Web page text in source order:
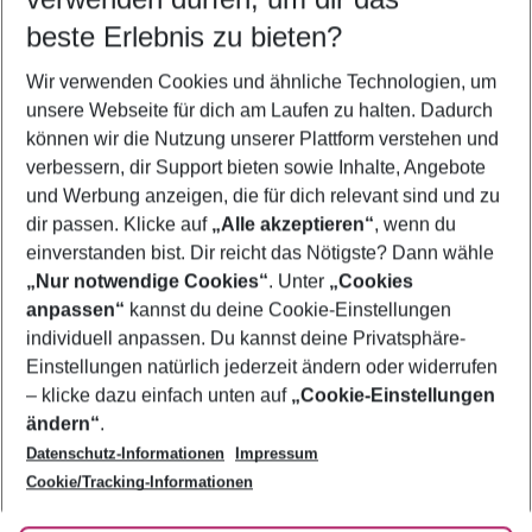
5-8 Nächte
2 Erwachsene Keine Kinder
Mehr Filter anzeigen
Footer
Footer navigation
Über uns
AGB
Bestpreisgarantie
Cookie-Einstellungen ändern
Cookie-Richtlinie
Agenturbetreuung
Barrierefreies Reisen
Folge uns
beste Erlebnis zu bieten?
Wir verwenden Cookies und ähnliche Technologien, um
unsere Webseite für dich am Laufen zu halten. Dadurch
können wir die Nutzung unserer Plattform verstehen und
verbessern, dir Support bieten sowie Inhalte, Angebote
und Werbung anzeigen, die für dich relevant sind und zu
dir passen. Klicke auf „Alle akzeptieren“, wenn du
einverstanden bist. Dir reicht das Nötigste? Dann wähle
„Nur notwendige Cookies“. Unter „Cookies
anpassen“ kannst du deine Cookie-Einstellungen
individuell anpassen. Du kannst deine Privatsphäre-
Einstellungen natürlich jederzeit ändern oder widerrufen
– klicke dazu einfach unten auf „Cookie-Einstellungen
ändern“.
Datenschutz-Informationen
Impressum
Cookie/Tracking-Informationen